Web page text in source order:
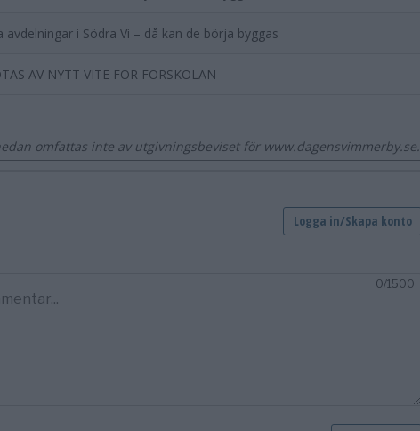
i Södra Vi – då kan de börja byggas
AV NYTT VITE FÖR FÖRSKOLAN
omfattas inte av utgivningsbeviset för www.dagensvimmerby.se.